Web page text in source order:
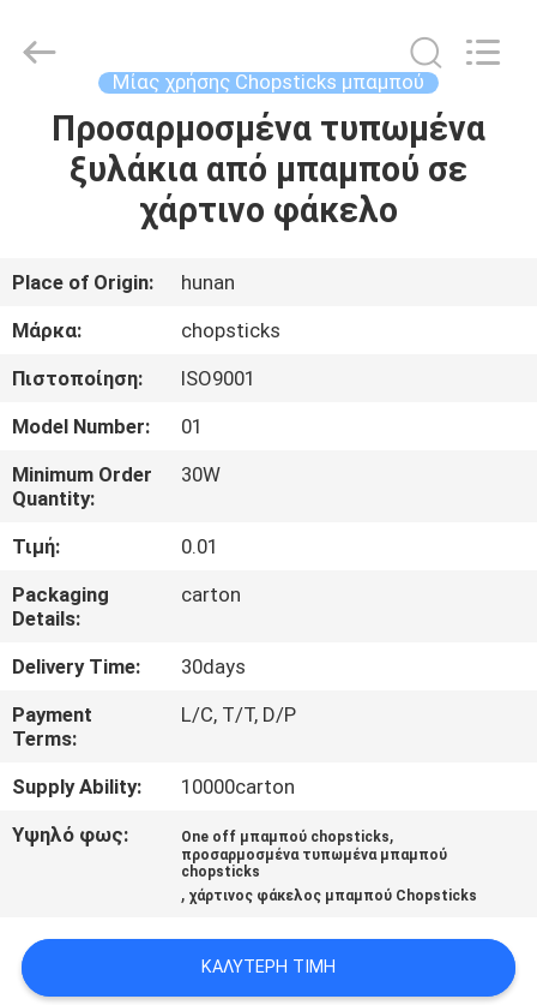
ΣΠΊΤΙ
ΠΡΟΪΌΝΤΑ
ΠΕΡΊΠΟΥ
ΕΜΕΊΣ
ΓΎΡΟΣ
ΕΡΓΟΣΤΑΣΊΩΝ
ΠΟΙΟΤΙΚΌΣ
ΈΛΕΓΧΟΣ
ΜΑΣ
ΕΛΆΤΕ
ΣΕ
ΕΠΑΦΉ
ΜΕ
SITEMAP
and
Export
Μίας χρήσης Chopsticks μπαμπού
Προσαρμοσμένα τυπωμένα
ξυλάκια από μπαμπού σε
χάρτινο φάκελο
Place of Origin:
hunan
Μάρκα:
chopsticks
Πιστοποίηση:
ISO9001
Model Number:
01
Minimum Order
Quantity:
30W
Τιμή:
0.01
Packaging
Details:
carton
Delivery Time:
30days
Payment
Terms:
L/C, T/T, D/P
Supply Ability:
10000carton
Υψηλό φως:
One off μπαμπού chopsticks,
προσαρμοσμένα τυπωμένα μπαμπού
chopsticks
,χάρτινος φάκελος μπαμπού Chopsticks
ΚΑΛΎΤΕΡΗ ΤΙΜΉ